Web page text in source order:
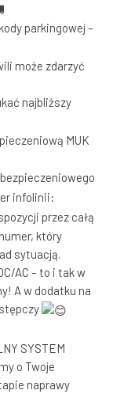
parkingowej –
może zdarzyć
najbliższy
MUK
infolinii:
przez całą
który
sytuacją.
AC – to i tak w
A w dodatku na
SYSTEM
o Twoje
naprawy